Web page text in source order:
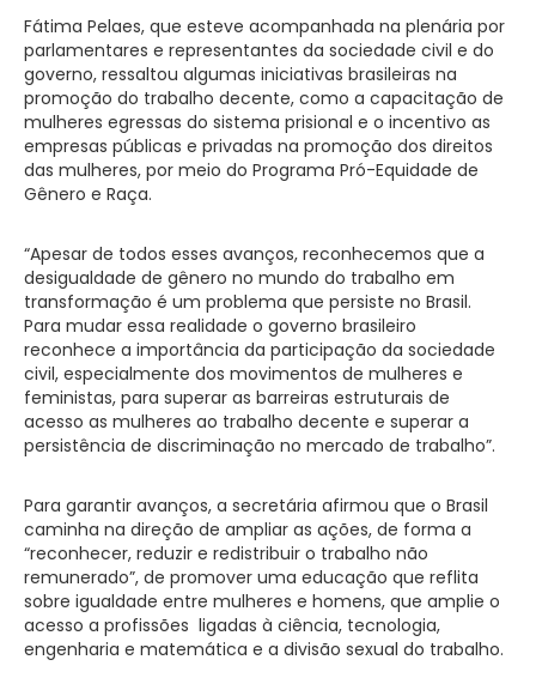
Fátima Pelaes, que esteve acompanhada na plenária por
parlamentares e representantes da sociedade civil e do
governo, ressaltou algumas iniciativas brasileiras na
promoção do trabalho decente, como a capacitação de
mulheres egressas do sistema prisional e o incentivo as
empresas públicas e privadas na promoção dos direitos
das mulheres, por meio do Programa Pró-Equidade de
Gênero e Raça.
“Apesar de todos esses avanços, reconhecemos que a
desigualdade de gênero no mundo do trabalho em
transformação é um problema que persiste no Brasil.
Para mudar essa realidade o governo brasileiro
reconhece a importância da participação da sociedade
civil, especialmente dos movimentos de mulheres e
feministas, para superar as barreiras estruturais de
acesso as mulheres ao trabalho decente e superar a
persistência de discriminação no mercado de trabalho”.
Para garantir avanços, a secretária afirmou que o Brasil
caminha na direção de ampliar as ações, de forma a
“reconhecer, reduzir e redistribuir o trabalho não
remunerado”, de promover uma educação que reflita
sobre igualdade entre mulheres e homens, que amplie o
acesso a profissões ligadas à ciência, tecnologia,
engenharia e matemática e a divisão sexual do trabalho.